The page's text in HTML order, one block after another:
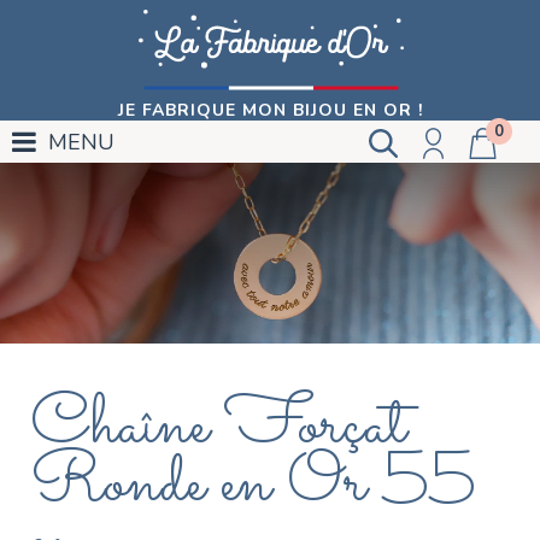
JE FABRIQUE MON BIJOU EN OR !
0
MENU
Chaîne Forçat
Ronde en Or 55